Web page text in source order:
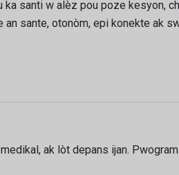
ka santi w alèz pou poze kesyon,
sante, otonòm, epi konekte ak
ak lòt depans ijan.